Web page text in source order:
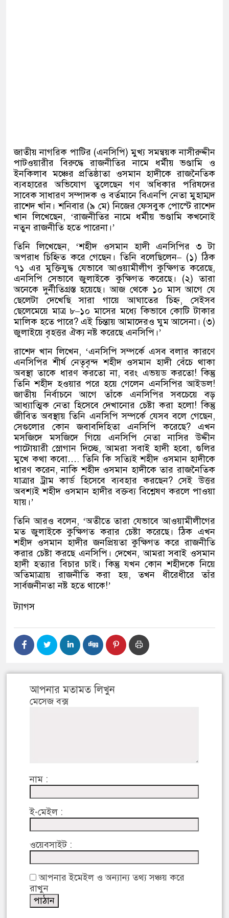
জাতীয় নাগরিক পাটির(এনসিপি)মুখ্য সমন্বয়ক নাসীরুদ্দীন
পাটওয়ারীর বিরুদ্ধে রাজনীতির নামে ধর্মীয় ভণ্ডামি ও
ইনকিলাব মঞ্চের প্রতিষ্ঠাতা ওসমান হাদীকে রাজনৈতিক
ব্যবহারের অভিযোগ তুলেছেন গণ অধিকার পরিষদের
সাবেক সাধারণ সম্পাদক ও বর্তমানে বিএনপি নেতা মুহাম্মদ
রাশেদ খাঁন। শনিবার(৯ মে)নিজের ফেসবুক পোস্টে রাশেদ
খান লিখেছেন, ‘রাজনীতির নামে ধর্মীয় ভণ্ডামি কখনোই
নতুন রাজনীতি হতে পারেনা।’
তিনি লিখেছেন, ‘শহীদ ওসমান হাদী এনসিপির ৩ টা
অপরাধ চিহ্নিত করে গেছেন। তিনি বলেছিলেন– (১)ঠিক
৭১ এর মুক্তিযুদ্ধ যেভাবে আওয়ামীলীগ কুক্ষিগত করেছে,
এনসিপি সেভাবে জুলাইকে কুক্ষিগত করেছে। (২)তারা
অনেকে দুর্নীতিগ্রস্ত হয়েছে। আজ থেকে ১০ মাস আগে যে
ছেলেটা দেখেছি সারা গায়ে আঘাতের চিহ্ন,সেইসব
ছেলেমেয়ে মাত্র ৮–১০ মাসের মধ্যে কিভাবে কোটি টাকার
মালিক হতে পারে?এই চিন্তায় আমাদেরও ঘুম আসেনা। (৩)
জুলাইয়ে বৃহত্তর ঐক্য নষ্ট করেছে এনসিপি।’
রাশেদ খান লিখেন, ‘এনসিপি সম্পর্কে এসব বলার কারণে
এনসিপির শীর্ষ নেতৃবৃন্দ শহীদ ওসমান হাদী বেঁচে থাকা
অবস্থা তাকে ধারণ করতো না,বরং এভয়ড করতো!কিন্তু
তিনি শহীদ হওয়ার পরে হয়ে গেলেন এনসিপির আইডল!
জাতীয় নির্বাচনে আগে তাঁকে এনসিপির সবচেয়ে বড়
আধ্যাত্মিক নেতা হিসেবে দেখানোর চেষ্টা করা হলো!কিন্তু
জীবিত অবস্থায় তিনি এনসিপি সম্পর্কে যেসব বলে গেছেন,
সেগুলোর কোন জবাবদিহিতা এনসিপি করেছে? এখন
মসজিদে মসজিদে গিয়ে এনসিপি নেতা নাসির উদ্দীন
পাটোয়ারী স্লোগান দিচ্ছে,আমরা সবাই হাদী হবো, গুলির
মুখে কথা কবো….তিনি কি সত্যিই শহীদ ওসমান হাদীকে
ধারণ করেন,নাকি শহীদ ওসমান হাদীকে তার রাজনৈতিক
যাত্রার ট্রাম কার্ড হিসেবে ব্যবহার করছেন?সেই উত্তর
অবশ্যই শহীদ ওসমান হাদীর বক্তব্য বিশ্লেষণ করলে পাওয়া
যায়।’
তিনি আরও বলেন, ‘অতীতে তারা যেভাবে আওয়ামীলীগের
মত জুলাইকে কুক্ষিগত করার চেষ্টা করেছে। ঠিক এখন
শহীদ ওসমান হাদীর জনপ্রিয়তা কুক্ষিগত করে রাজনীতি
করার চেষ্টা করছে এনসিপি। দেখেন,আমরা সবাই ওসমান
হাদী হত্যার বিচার চাই। কিন্তু যখন কোন শহীদকে নিয়ে
অতিমাত্রায় রাজনীতি করা হয়,তখন ধীরেধীরে তাঁর
সার্বজনীনতা নষ্ট হতে থাকে!’
ট্যাগস
আপনার মতামত লিখুন
মেসেজ বক্স
নাম :
ই-মেইল :
ওয়েবসাইট :
আপনার ইমেইল ও অন্যান্য তথ্য সঞ্চয় করে
রাখুন